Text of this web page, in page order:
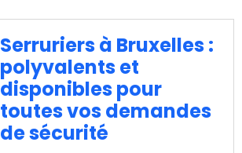
Serruriers à Bruxelles :
polyvalents et
disponibles pour
toutes vos demandes
de sécurité